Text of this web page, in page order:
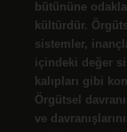
bütününe
kültürdür.
sistemler,
içindeki değer
kalıpları gibi
Örgütsel
ve